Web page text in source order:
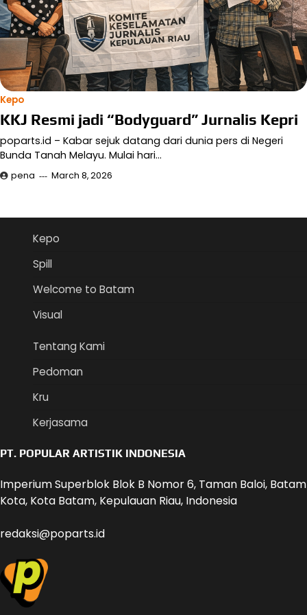
Kepo
KKJ Resmi jadi “Bodyguard” Jurnalis Kepri
poparts.id – Kabar sejuk datang dari dunia pers di Negeri
Bunda Tanah Melayu. Mulai hari…
pena March 8, 2026
Kepo
Spill
Welcome to Batam
Visual
Tentang Kami
Pedoman
Kru
Kerjasama
PT. POPULAR ARTISTIK INDONESIA
Imperium Superblok Blok B Nomor 6, Taman Baloi, Batam
Kota, Kota Batam, Kepulauan Riau, Indonesia
redaksi@poparts.id